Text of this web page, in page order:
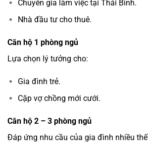
Chuyên gia làm việc tại Thái Bình.
Nhà đầu tư cho thuê.
Căn hộ 1 phòng ngủ
Lựa chọn lý tưởng cho:
Gia đình trẻ.
Cặp vợ chồng mới cưới.
Căn hộ 2 – 3 phòng ngủ
Đáp ứng nhu cầu của gia đình nhiều